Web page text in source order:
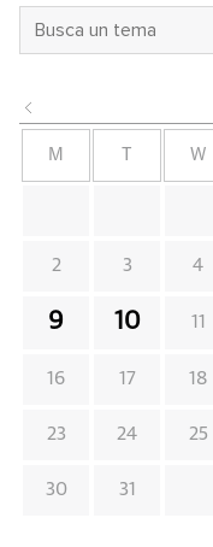
M W
2 3 4
9 10 11
16 17 18
23 24 25
30 31